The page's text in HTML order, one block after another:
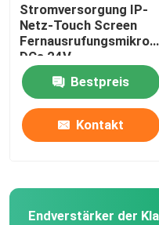
Stromversorgung IP-
Netz-Touch Screen
DCs 24V
Bestpreis
Kontakt
Endverstärker der